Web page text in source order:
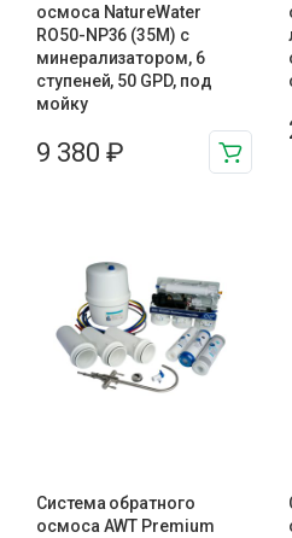
осмоса NatureWater
RO50-NP36 (35M) с
минерализатором, 6
ступеней, 50 GPD, под
мойку
9 380 ₽
Система обратного
осмоса AWT Premium